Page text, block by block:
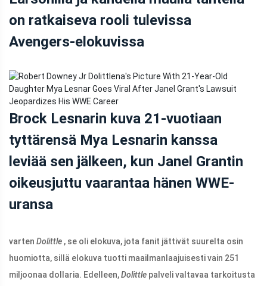
on ratkaiseva rooli tulevissa
Avengers-elokuvissa
Brock Lesnarin kuva 21-vuotiaan
tyttärensä Mya Lesnarin kanssa
leviää sen jälkeen, kun Janel Grantin
oikeusjuttu vaarantaa hänen WWE-
uransa
varten Dolittle , se oli elokuva, jota fanit jättivät suurelta osin
huomiotta, sillä elokuva tuotti maailmanlaajuisesti vain 251
miljoonaa dollaria. Edelleen,Dolittle palveli valtavaa tarkoitusta